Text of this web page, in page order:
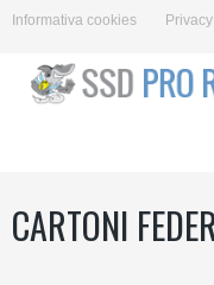
Informativa cookies Privacy
CARTONI